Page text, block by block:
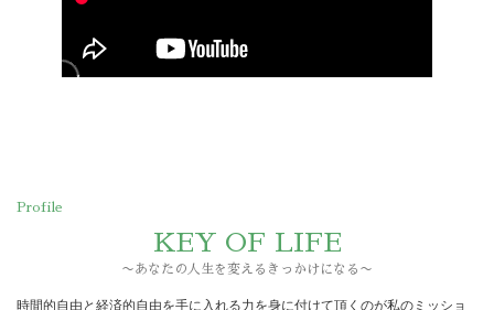
Profile
KEY OF LIFE
〜あなたの人生を変えるきっかけになる〜
時間的自由と経済的自由を手に入れる力を身に付けて頂くのが私のミッショ